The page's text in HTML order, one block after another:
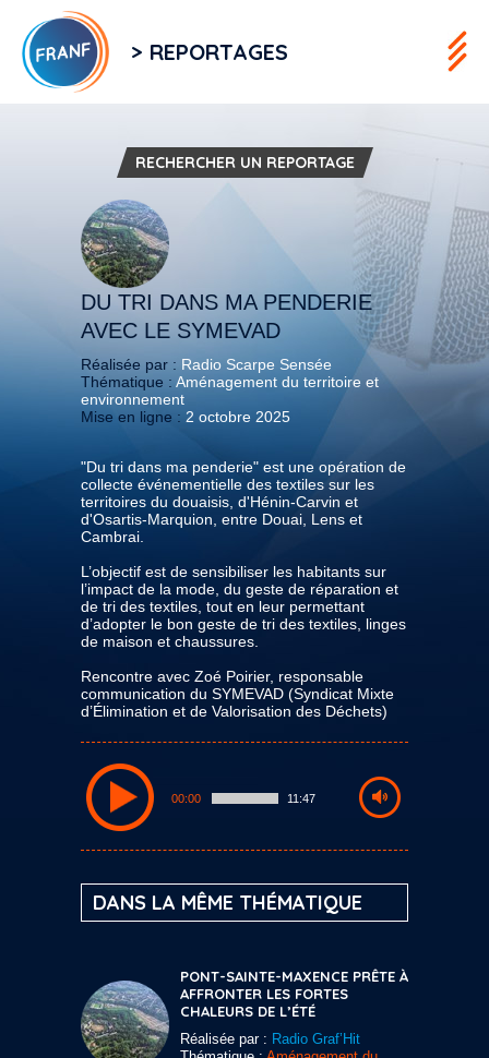
> REPORTAGES
RECHERCHER UN REPORTAGE
DU TRI DANS MA PENDERIE
AVEC LE SYMEVAD
Réalisée par : Radio Scarpe Sensée
Thématique : Aménagement du territoire et
environnement
Mise en ligne : 2 octobre 2025
"Du tri dans ma penderie" est une opération de
collecte événementielle des textiles sur les
territoires du douaisis, d'Hénin-Carvin et
d'Osartis-Marquion, entre Douai, Lens et
Cambrai.
L’objectif est de sensibiliser les habitants sur
l’impact de la mode, du geste de réparation et
de tri des textiles, tout en leur permettant
d’adopter le bon geste de tri des textiles, linges
de maison et chaussures.
Rencontre avec Zoé Poirier, responsable
communication du SYMEVAD (Syndicat Mixte
d’Élimination et de Valorisation des Déchets)
00:00 11:47
DANS LA MÊME THÉMATIQUE
PONT-SAINTE-MAXENCE PRÊTE À
AFFRONTER LES FORTES
CHALEURS DE L’ÉTÉ
Réalisée par : Radio Graf’Hit